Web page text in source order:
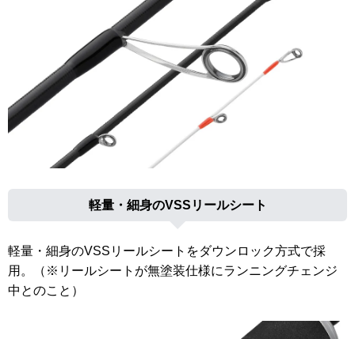
軽量・細身のVSSリールシート
軽量・細身のVSSリールシートをダウンロック方式で採
用。（※リールシートが無塗装仕様にランニングチェンジ
中とのこと）